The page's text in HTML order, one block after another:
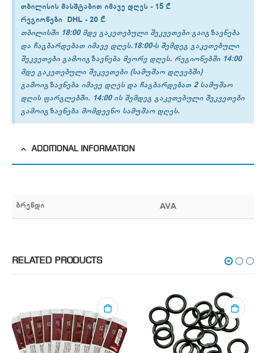
თბილისის მასშტაბით იმავე დღეს -15 ₾
რეგიონები DHL -20 ₾
თბილისში 18:00 მდე გაკეთებული შეკვეთები გაიგზავნება
და ჩაგბარდებათ იმავე დღეს.18:00-ს შემდეგ გაკეთებული
შეკვეთები გამოიგზავნება მეორე დღეს. რეგიონებში 14:00
მდე გაკეთებული შეკვეთები (სამუშაო დღეებში)
გამოიგზავნება იმავე დღეს და ჩაგბარდებათ 2 სამუშაო
დღის ფარგლებში. 14:00 ის შემდეგ გაკეთებული შეკვეთები
გამოიგზავნება მომდევნო სამუშაო დღეს.
ADDITIONAL INFORMATION
ბრენდი AVA
RELATED PRODUCTS